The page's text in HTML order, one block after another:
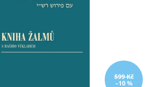
599 Kč
–10 %